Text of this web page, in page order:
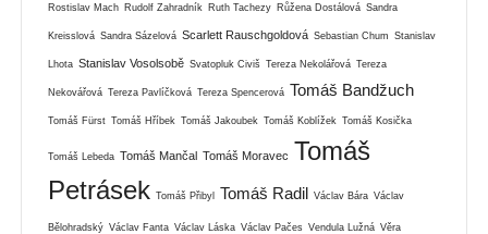
Rostislav Mach Rudolf Zahradník Ruth Tachezy Růžena Dostálová Sandra
Kreisslová Sandra Sázelová Scarlett Rauschgoldová Sebastian Chum Stanislav
Lhota Stanislav Vosolsobě Svatopluk Civiš Tereza Nekolářová Tereza
Nekovářová Tereza Pavlíčková Tereza Spencerová Tomáš Bandžuch
Tomáš Fürst Tomáš Hříbek Tomáš Jakoubek Tomáš Koblížek Tomáš Kosička
Tomáš Lebeda Tomáš Mančal Tomáš Moravec Tomáš
Petrásek Tomáš Přibyl Tomáš Radil Václav Bára Václav
Bělohradský Václav Fanta Václav Láska Václav Pačes Vendula Lužná Věra